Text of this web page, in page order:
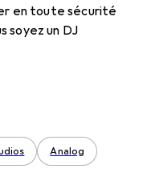
en toute sécurité
soyez un DJ
Analog